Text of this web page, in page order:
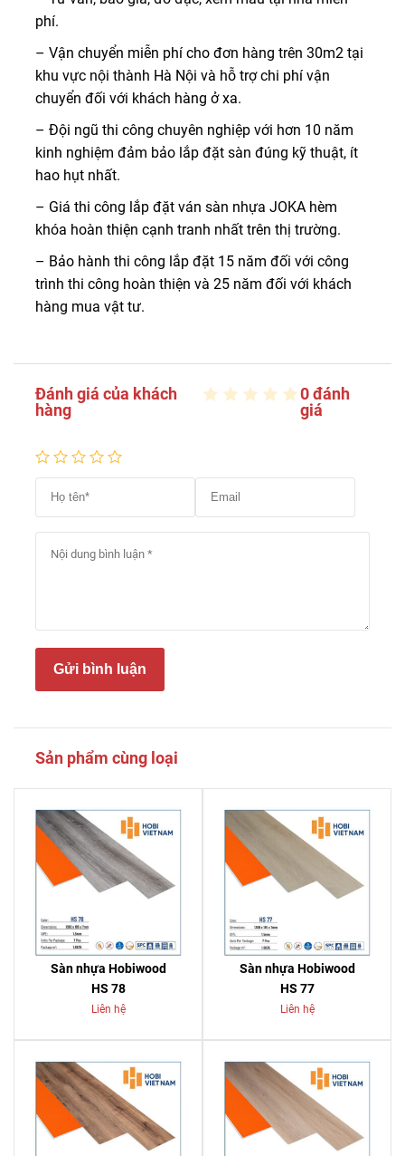
phí.
– Vận chuyển miễn phí cho đơn hàng trên 30m2 tại
khu vực nội thành Hà Nội và hỗ trợ chi phí vận
chuyển đối với khách hàng ở xa.
– Đội ngũ thi công chuyên nghiệp với hơn 10 năm
kinh nghiệm đảm bảo lắp đặt sàn đúng kỹ thuật, ít
hao hụt nhất.
– Giá thi công lắp đặt ván sàn nhựa JOKA hèm
khóa hoàn thiện cạnh tranh nhất trên thị trường.
– Bảo hành thi công lắp đặt 15 năm đối với công
trình thi công hoàn thiện và 25 năm đối với khách
hàng mua vật tư.
Đánh giá của khách
hàng
0 đánh
giá
Gửi bình luận
Sản phẩm cùng loại
Sàn nhựa Hobiwood
HS 78
Liên hệ
Sàn nhựa Hobiwood
HS 77
Liên hệ